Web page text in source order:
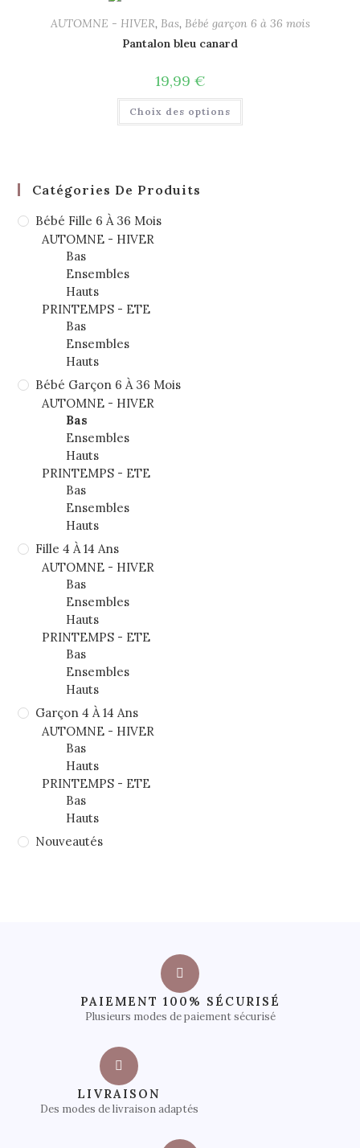
AUTOMNE - HIVER, Bas, Bébé garçon 6 à 36 mois
Pantalon bleu canard
19,99 €
Choix des options
Catégories De Produits
Bébé Fille 6 À 36 Mois
AUTOMNE - HIVER
Bas
Ensembles
Hauts
PRINTEMPS - ETE
Bas
Ensembles
Hauts
Bébé Garçon 6 À 36 Mois
AUTOMNE - HIVER
Bas
Ensembles
Hauts
PRINTEMPS - ETE
Bas
Ensembles
Hauts
Fille 4 À 14 Ans
AUTOMNE - HIVER
Bas
Ensembles
Hauts
PRINTEMPS - ETE
Bas
Ensembles
Hauts
Garçon 4 À 14 Ans
AUTOMNE - HIVER
Bas
Hauts
PRINTEMPS - ETE
Bas
Hauts
Nouveautés
PAIEMENT 100% SÉCURISÉ
Plusieurs modes de paiement sécurisé
LIVRAISON
Des modes de livraison adaptés